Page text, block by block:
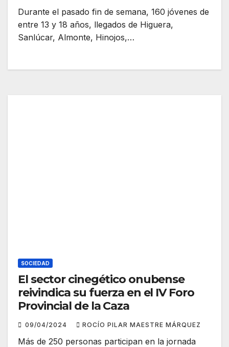
Durante el pasado fin de semana, 160 jóvenes de
entre 13 y 18 años, llegados de Higuera,
Sanlúcar, Almonte, Hinojos,…
SOCIEDAD
El sector cinegético onubense
reivindica su fuerza en el IV Foro
Provincial de la Caza
09/04/2024 ROCÍO PILAR MAESTRE MÁRQUEZ
Más de 250 personas participan en la jornada